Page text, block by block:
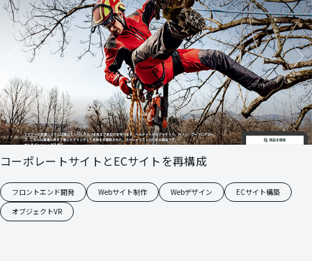
コーポレートサイトとECサイトを再構成
フロントエンド開発 Webサイト制作 Webデザイン
ECサイト構築
オブジェクトVR